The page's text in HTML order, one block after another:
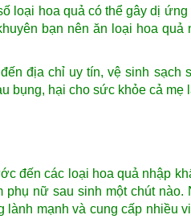
loại hoa quả có thể gây dị ứng
bạn nên ăn loại hoa quả
địa chỉ uy tín, vệ sinh sạch
bụng, hại cho sức khỏe cả mẹ
đến các loại hoa quả nhập
nữ sau sinh một chút nào.
lành mạnh và cung cấp nhiều